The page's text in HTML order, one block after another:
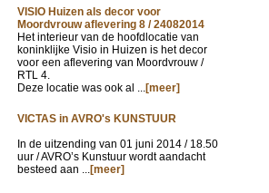
VISIO Huizen als decor voor
Moordvrouw aflevering 8 / 24082014
Het interieur van de hoofdlocatie van
koninklijke Visio in Huizen is het decor
voor een aflevering van Moordvrouw /
RTL 4.
Deze locatie was ook al ...[meer]
VICTAS in AVRO's KUNSTUUR
In de uitzending van 01 juni 2014 / 18.50
uur / AVRO’s Kunstuur wordt aandacht
besteed aan ...[meer]